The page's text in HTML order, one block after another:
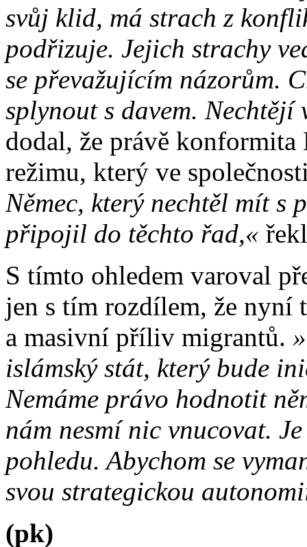
svůj klid, má strach z
podřizuje. Jejich strachy
se převažujícím názorům.
splynout s davem. Nechtějí
dodal, že právě
režimu, který ve
Němec, který nechtěl mít s
připojil do těchto řad,«
S tímto ohledem varoval
jen s tím rozdílem, že
a masivní příliv migrantů.
islámský stát, který bude
Nemáme právo hodnotit
nám nesmí nic vnucovat.
pohledu. Abychom se
svou strategickou
(pk)